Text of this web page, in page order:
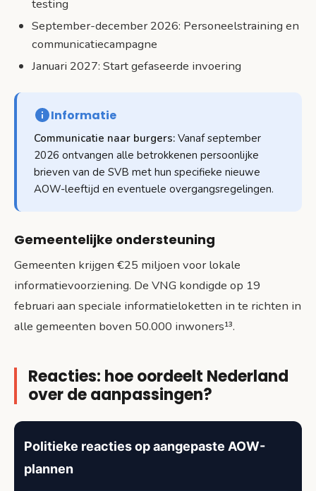
testing
September-december 2026: Personeelstraining en
communicatiecampagne
Januari 2027: Start gefaseerde invoering
Informatie
Communicatie naar burgers: Vanaf september
2026 ontvangen alle betrokkenen persoonlijke
brieven van de SVB met hun specifieke nieuwe
AOW-leeftijd en eventuele overgangsregelingen.
Gemeentelijke ondersteuning
Gemeenten krijgen €25 miljoen voor lokale
informatievoorziening. De VNG kondigde op 19
februari aan speciale informatieloketten in te richten in
alle gemeenten boven 50.000 inwoners¹³.
Reacties: hoe oordeelt Nederland
over de aanpassingen?
Politieke reacties op aangepaste AOW-
plannen